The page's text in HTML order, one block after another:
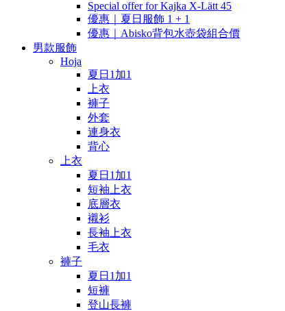
Special offer for Kajka X-Lätt 45
優惠｜夏日服飾 1 + 1
優惠｜Abisko背包水壺袋組合價
男款服飾
Hoja
夏日1加1
上衣
褲子
外套
連身衣
背心
上衣
夏日1加1
短袖上衣
底層衣
襯衫
長袖上衣
毛衣
褲子
夏日1加1
短褲
登山長褲